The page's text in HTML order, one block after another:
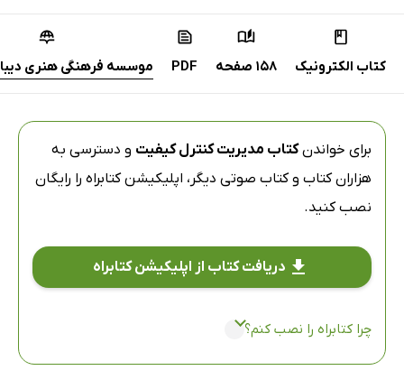
کتاب الکترونیک 158 صفحه PDF موسسه فرهنگی هنری
برای خواندنکتاب مدیریت کنترل کیفیت و دسترسی به
هزاران کتاب و کتاب صوتی دیگر، اپلیکیشن کتابراه را رایگان
نصب کنید.
دریافت کتاب از اپلیکیشن کتابراه
چرا کتابراه را نصب کنم؟